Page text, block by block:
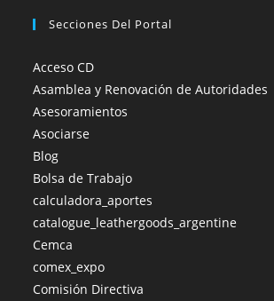
Secciones Del Portal
Acceso CD
Asamblea y Renovación de Autoridades
Asesoramientos
Asociarse
Blog
Bolsa de Trabajo
calculadora_aportes
catalogue_leathergoods_argentine
Cemca
comex_expo
Comisión Directiva